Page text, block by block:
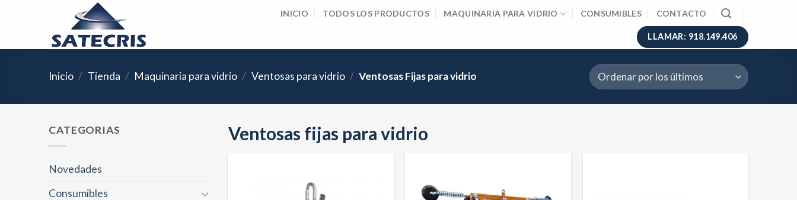
INICIO TODOS LOS PRODUCTOS MAQUINARIA PARA VIDRIO CONSUMIBLES CONTACTO
LLAMAR: 918.149.406
Inicio / Tienda / Maquinaria para vidrio / Ventosas para vidrio / Ventosas Fijas para vidrio
CATEGORIAS
Novedades
Consumibles
Ventosas fijas para vidrio